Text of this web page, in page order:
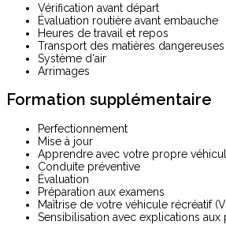
Vérification avant départ
Évaluation routière avant embauche
Heures de travail et repos
Transport des matières dangereuses
Système d‘air
Arrimages
Formation supplémentaire
Perfectionnement
Mise à jour
Apprendre avec votre propre
Conduite préventive
Évaluation
Préparation aux examens
Maîtrise de votre véhicule récréatif
Sensibilisation avec explications aux